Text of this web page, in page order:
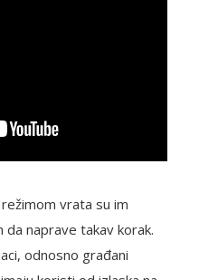
vrata su im
naprave takav korak.
odnosno građani